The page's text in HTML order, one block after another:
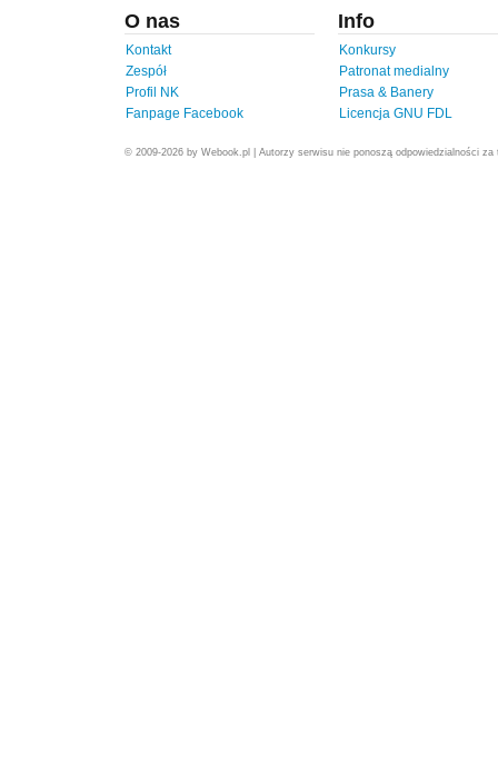
O nas
Kontakt
Zespół
Profil NK
Fanpage Facebook
Info
Konkursy
Patronat medialny
Prasa & Banery
Licencja GNU FDL
© 2009-2026 by Webook.pl | Autorzy serwisu nie ponoszą odpowiedzialności